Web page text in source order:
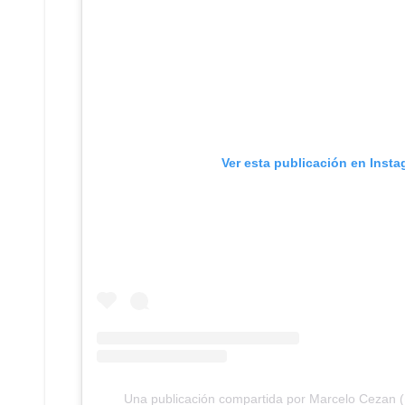
Ver esta publicación en
Una publicación compartida por Marcelo Cezan